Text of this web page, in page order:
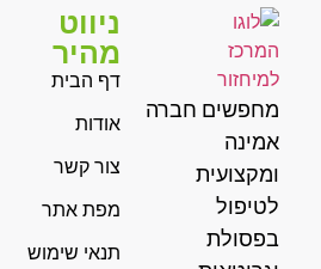
מחפשים חברה
אמינה
ומקצועית
לטיפול
בפסולת
ניווט
מהיר
דף הבית
אודות
צור קשר
מפת אתר
תנאי שימוש